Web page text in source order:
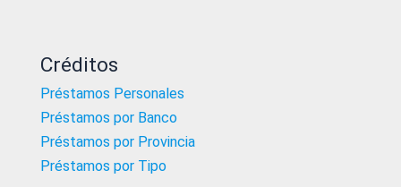
Créditos
Préstamos Personales
Préstamos por Banco
Préstamos por Provincia
Préstamos por Tipo